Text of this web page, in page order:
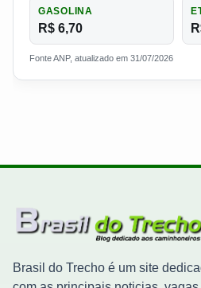
GASOLINA
R$ 6,70
Fonte ANP, atualizado em 31/07/2026
Brasil do Trecho é um site